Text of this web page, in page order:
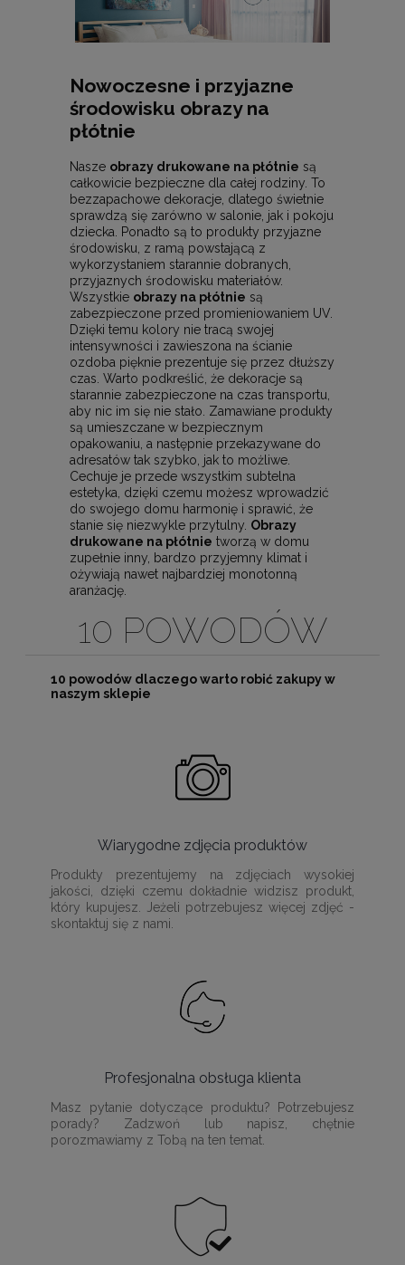
Nowoczesne i przyjazne
środowisku obrazy na
płótnie
Nasze obrazy drukowane na płótnie są
całkowicie bezpieczne dla całej rodziny. To
bezzapachowe dekoracje, dlatego świetnie
sprawdzą się zarówno w salonie, jak i pokoju
dziecka. Ponadto są to produkty przyjazne
środowisku, z ramą powstającą z
wykorzystaniem starannie dobranych,
przyjaznych środowisku materiałów.
Wszystkie obrazy na płótnie są
zabezpieczone przed promieniowaniem UV.
Dzięki temu kolory nie tracą swojej
intensywności i zawieszona na ścianie
ozdoba pięknie prezentuje się przez dłuższy
czas. Warto podkreślić, że dekoracje są
starannie zabezpieczone na czas transportu,
aby nic im się nie stało. Zamawiane produkty
są umieszczane w bezpiecznym
opakowaniu, a następnie przekazywane do
adresatów tak szybko, jak to możliwe.
Cechuje je przede wszystkim subtelna
estetyka, dzięki czemu możesz wprowadzić
do swojego domu harmonię i sprawić, że
stanie się niezwykle przytulny. Obrazy
drukowane na płótnie tworzą w domu
zupełnie inny, bardzo przyjemny klimat i
ożywiają nawet najbardziej monotonną
aranżację.
10 POWODÓW
10 powodów dlaczego warto robić zakupy w
naszym sklepie
Wiarygodne zdjęcia produktów
Produkty prezentujemy na zdjęciach wysokiej
jakości, dzięki czemu dokładnie widzisz produkt,
który kupujesz. Jeżeli potrzebujesz więcej zdjęć -
skontaktuj się z nami.
Profesjonalna obsługa klienta
Masz pytanie dotyczące produktu? Potrzebujesz
porady? Zadzwoń lub napisz, chętnie
porozmawiamy z Tobą na ten temat.